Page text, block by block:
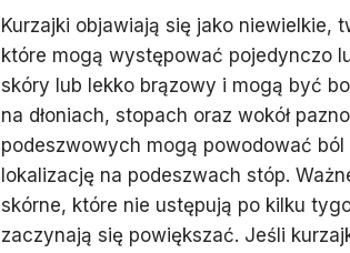
Kurzajki objawiają się jako niewielkie,
które mogą występować pojedynczo
skóry lub lekko brązowy i mogą być
na dłoniach, stopach oraz wokół
podeszwowych mogą powodować
lokalizację na podeszwach stóp.
skórne, które nie ustępują po kilku
zaczynają się powiększać. Jeśli